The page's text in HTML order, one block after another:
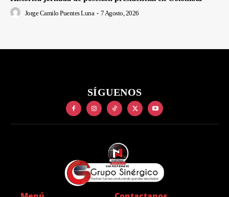
Jorge Camilo Puentes Luna - 7 Agosto, 2026
SÍGUENOS